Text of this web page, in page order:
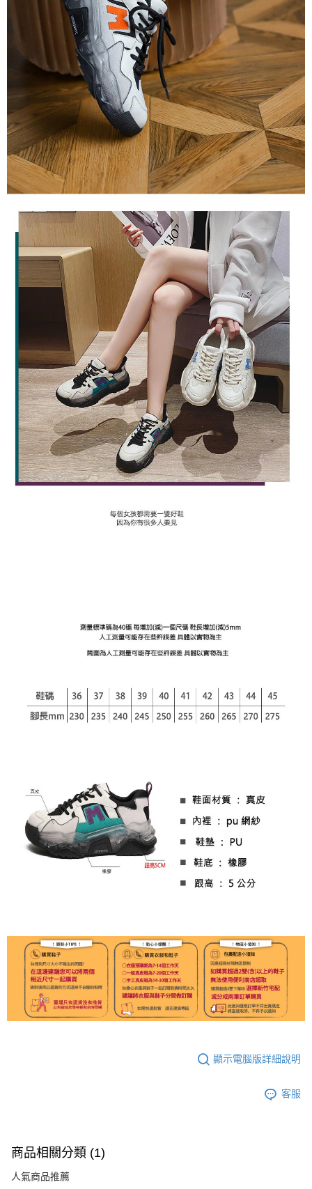
顯示電腦版詳細說明
客服
商品相關分類 (1)
人氣商品推薦